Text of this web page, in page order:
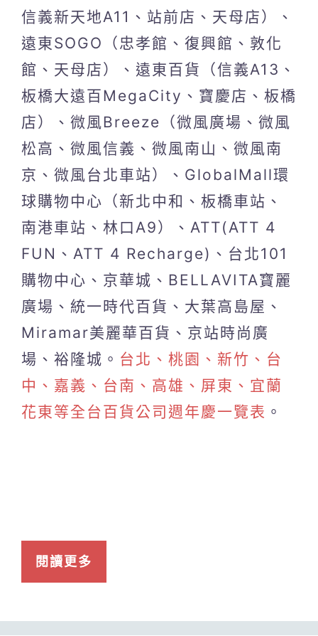
信義新天地A11、站前店、天母店）、
遠東SOGO（忠孝館、復興館、敦化
館、天母店）、遠東百貨（信義A13、
板橋大遠百MegaCity、寶慶店、板橋
店）、微風Breeze（微風廣場、微風
松高、微風信義、微風南山、微風南
京、微風台北車站）、GlobalMall環
球購物中心（新北中和、板橋車站、
南港車站、林口A9）、ATT(ATT 4
FUN、ATT 4 Recharge)、台北101
購物中心、京華城、BELLAVITA寶麗
廣場、統一時代百貨、大葉高島屋、
Miramar美麗華百貨、京站時尚廣
場、裕隆城。 台北、桃園、新竹、台
中、嘉義、台南、高雄、屏東、宜蘭
花東等全台百貨公司週年慶一覽表 。
閱讀更多